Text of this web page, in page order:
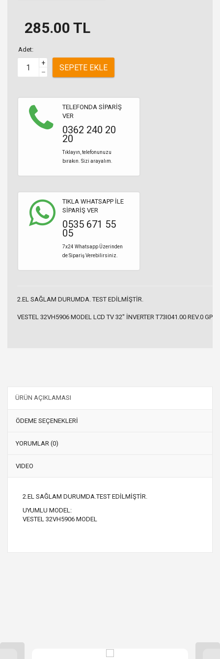
285.00 TL
Adet:
+
–
SEPETE EKLE
TELEFONDA SİPARİŞ
VER
0362 240 20
20
Tıklayın, telefonunuzu
bırakın. Sizi arayalım.
TIKLA WHATSAPP İLE
SİPARİŞ VER
0535 671 55
05
7x24 Whatsapp Üzerinden
de Sipariş Verebilirsiniz.
2.EL SAĞLAM DURUMDA. TEST EDİLMİŞTİR.
VESTEL 32VH5906 MODEL LCD TV 32" İNVERTER T73I041.00 REV.0 GP
ÜRÜN AÇIKLAMASI
ÖDEME SEÇENEKLERİ
YORUMLAR (0)
VIDEO
2.EL SAĞLAM DURUMDA.TEST EDİLMİŞTİR.
UYUMLU MODEL:
VESTEL 32VH5906 MODEL